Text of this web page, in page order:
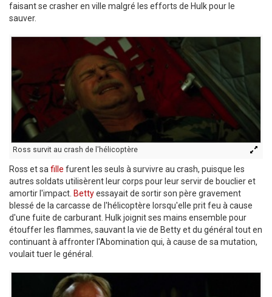
faisant se crasher en ville malgré les efforts de Hulk pour le
sauver.
Ross survit au crash de l'hélicoptère
Ross et safille furent les seuls à survivre au crash, puisque les
autres soldats utilisèrent leur corps pour leur servir de bouclier et
amortir l'impact. Bettyessayait de sortir son père gravement
blessé de la carcasse de l'hélicoptère lorsqu'elle prit feu à cause
d'une fuite de carburant. Hulk joignit ses mains ensemble pour
étouffer les flammes, sauvant la vie de Betty et du général tout en
continuant à affronter l'Abomination qui, à cause de sa mutation,
voulait tuer le général.